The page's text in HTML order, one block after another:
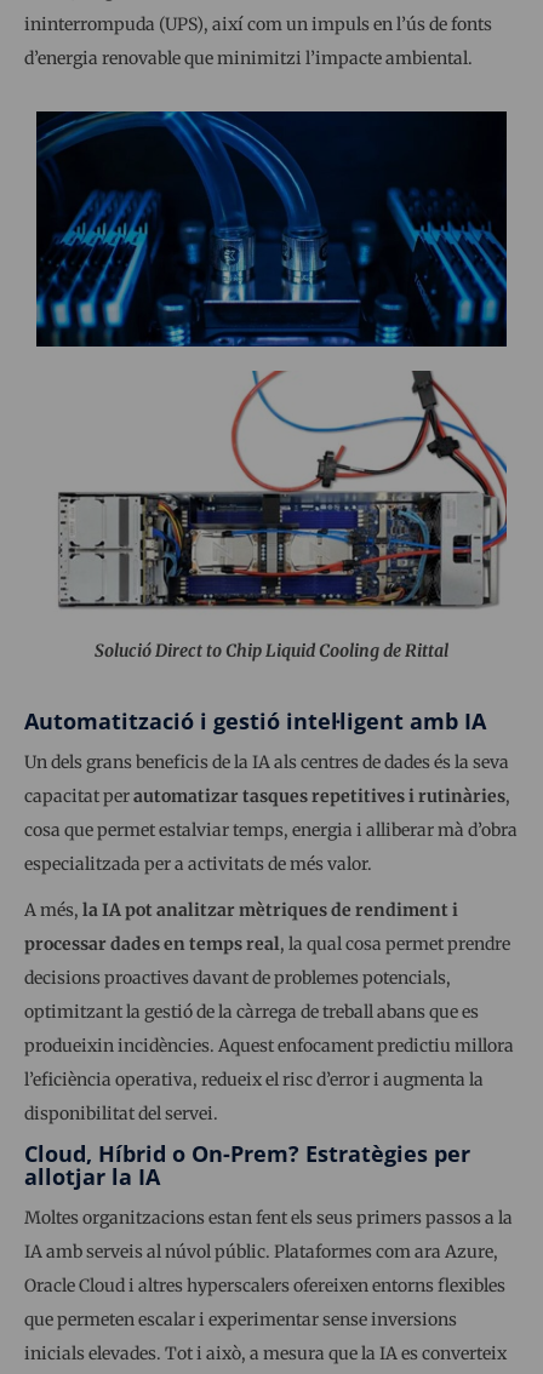
ininterrompuda (UPS), així com un impuls en l’ús de fonts
d’energia renovable que minimitzi l’impacte ambiental.
Solució Direct to Chip Liquid Cooling de Rittal
Automatització i gestió intel·ligent amb IA
Un dels grans beneficis de la IA als centres de dades és la seva
capacitat perautomatizar tasques repetitives i rutinàries,
cosa que permet estalviar temps, energia i alliberar mà d’obra
especialitzada per a activitats de més valor.
A més, la IA pot analitzar mètriques de rendiment i
processar dades en temps real, la qual cosa permet prendre
decisions proactives davant de problemes potencials,
optimitzant la gestió de la càrrega de treball abans que es
produeixin incidències. Aquest enfocament predictiu millora
l’eficiència operativa, redueix el risc d’error i augmenta la
disponibilitat del servei.
Cloud, Híbrid o On-Prem? Estratègies per
allotjar la IA
Moltes organitzacions estan fent els seus primers passos a la
IA amb serveis al núvol públic. Plataformes com ara Azure,
Oracle Cloud i altres hyperscalers ofereixen entorns flexibles
que permeten escalar i experimentar sense inversions
inicials elevades. Tot i això, a mesura que la IA es converteix